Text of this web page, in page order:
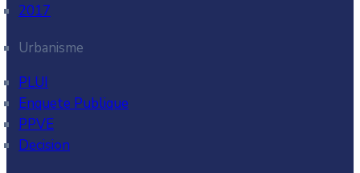
2017
Urbanisme
PLUI
Enquete Publique
PPVE
Decision